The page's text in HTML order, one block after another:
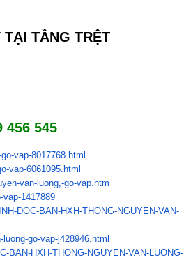
TẦNG TRỆT
456 545
go-vap-8017768.html
vap-6061095.html
van-luong,-go-vap.htm
vap-1417889
DOC-BAN-HXH-THONG-NGUYEN-VAN-
luong-go-vap-j428946.html
BAN-HXH-THONG-NGUYEN-VAN- LUONG-